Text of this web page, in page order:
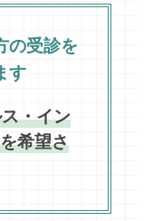
の受診を
す
・イン
希望さ